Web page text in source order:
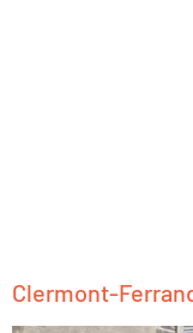
Clermont-